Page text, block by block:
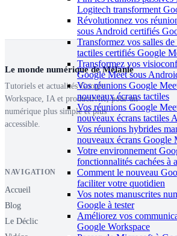
Logitech transforment
Révolutionnez vos
sous Android certifiés
Transformez vos salles
tactiles certifiés Google
Transformez vos
Google Meet sous
Vos réunions Google
nouveaux écrans tactiles
Vos réunions Google
nouveaux écrans tactiles
Vos réunions hybrides
nouveaux écrans Google
Votre environnement
fonctionnalités cachées à
Comment le nouveau
faciliter votre quotidien
Vos notes manuscrites
Google à tester
Améliorez vos
Google Workspace
Le monde numérique de Mélanie
Tutoriels et actualités Google
Workspace, IA et productivité, pour un
numérique plus simple et plus
accessible.
NAVIGATION
Accueil
Blog
Le Déclic